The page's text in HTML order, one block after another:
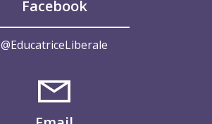
Facebook
@EducatriceLiberale